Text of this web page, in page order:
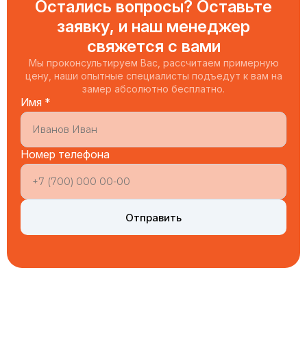
Остались вопросы? Оставьте
заявку, и наш менеджер
свяжется с вами
Мы проконсультируем Вас, рассчитаем примерную
цену, наши опытные специалисты подъедут к вам на
замер абсолютно бесплатно.
Имя *
Номер телефона
Отправить